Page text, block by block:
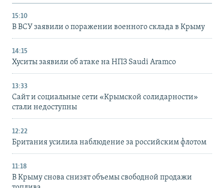
15:10
В ВСУ заявили о поражении военного склада в Крыму
14:15
Хуситы заявили об атаке на НПЗ Saudi Aramco
13:33
Сайт и социальные сети «Крымской солидарности»
стали недоступны
12:22
Британия усилила наблюдение за российским флотом
11:18
В Крыму снова снизят объемы свободной продажи